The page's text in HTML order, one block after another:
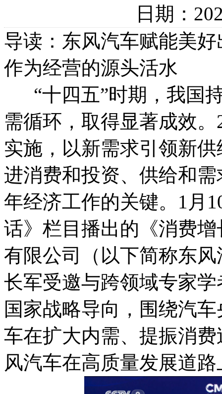
日期：
导读：东风汽车赋能美
作为经营的源头活水
“十四五”时期，我国
需循环，取得显著成效
实施，以新需求引领新
进消费和投资、供给和
年经济工作的关键。1月
话》栏目播出的《消费
有限公司（以下简称东
长军受邀与跨领域专家
国家战略导向，围绕汽
车在扩大内需、提振消
风汽车在高质量发展道